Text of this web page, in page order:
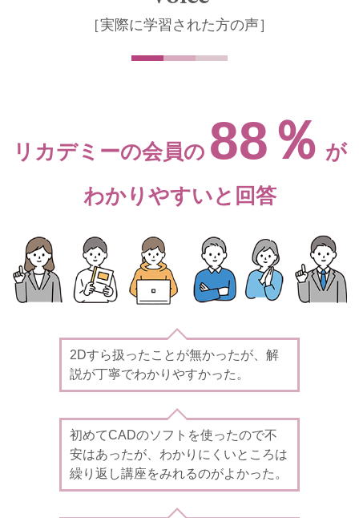
［実際に学習された方の声］
リカデミーの会員の 88％ が
わかりやすいと回答
2Dすら扱ったことが無かったが、解
説が丁寧でわかりやすかった。
初めてCADのソフトを使ったので不
安はあったが、わかりにくいところは
繰り返し講座をみれるのがよかった。